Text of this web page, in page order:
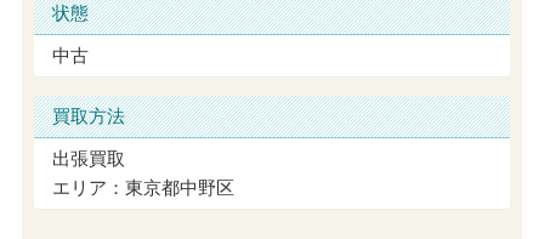
状態
中古
買取方法
出張買取
エリア：東京都中野区